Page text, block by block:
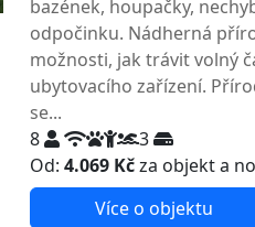
bazének, houpačky,
odpočinku. Nádherná
možnosti, jak trávit volný
ubytovacího zařízení.
se...
8
3
Od:4.069 Kčza objekt a
Více o objektu